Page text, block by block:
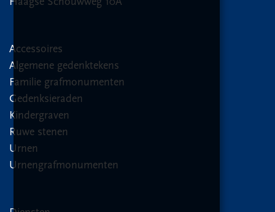
Accessoires
Algemene gedenktekens
Familie grafmonumenten
Gedenksieraden
Kindergraven
Ruwe stenen
Urnen
Urnengrafmonumenten